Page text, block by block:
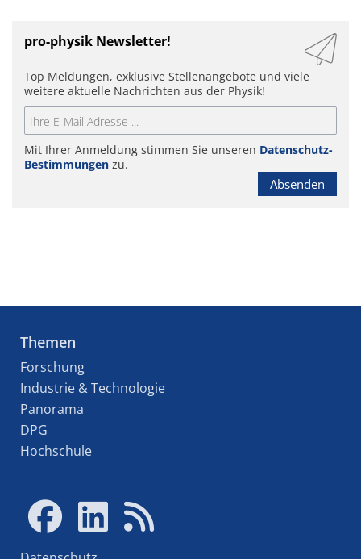
pro-physik Newsletter!
Top Meldungen, exklusive Stellenangebote und viele
weitere aktuelle Nachrichten aus der Physik!
Mit Ihrer Anmeldung stimmen Sie unseren Datenschutz-
Bestimmungen zu.
Absenden
Themen
Forschung
Industrie & Technologie
Panorama
DPG
Hochschule